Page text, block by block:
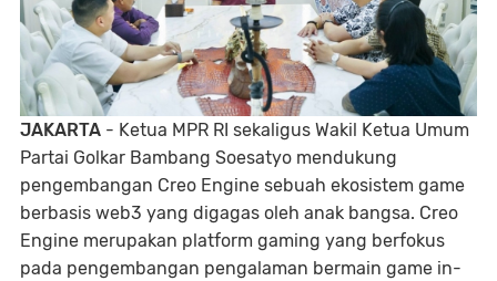
JAKARTA - Ketua MPR RI sekaligus Wakil Ketua Umum
Partai Golkar Bambang Soesatyo mendukung
pengembangan Creo Engine sebuah ekosistem game
berbasis web3 yang digagas oleh anak bangsa. Creo
Engine merupakan platform gaming yang berfokus
pada pengembangan pengalaman bermain game in-